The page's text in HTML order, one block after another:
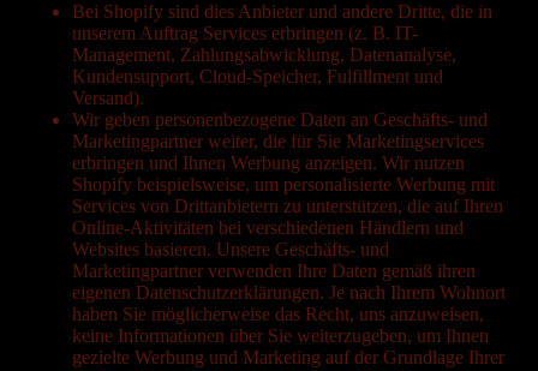
Bei Shopify sind dies Anbieter und andere Dritte, die in
unserem Auftrag Services erbringen (z. B. IT-
Management, Zahlungsabwicklung, Datenanalyse,
Kundensupport, Cloud-Speicher, Fulfillment und
Versand).
Wir geben personenbezogene Daten an Geschäfts- und
Marketingpartner weiter, die für Sie Marketingservices
erbringen und Ihnen Werbung anzeigen. Wir nutzen
Shopify beispielsweise, um personalisierte Werbung mit
Services von Drittanbietern zu unterstützen, die auf Ihren
Online-Aktivitäten bei verschiedenen Händlern und
Websites basieren. Unsere Geschäfts- und
Marketingpartner verwenden Ihre Daten gemäß ihren
eigenen Datenschutzerklärungen. Je nach Ihrem Wohnort
haben Sie möglicherweise das Recht, uns anzuweisen,
keine Informationen über Sie weiterzugeben, um Ihnen
gezielte Werbung und Marketing auf der Grundlage Ihrer